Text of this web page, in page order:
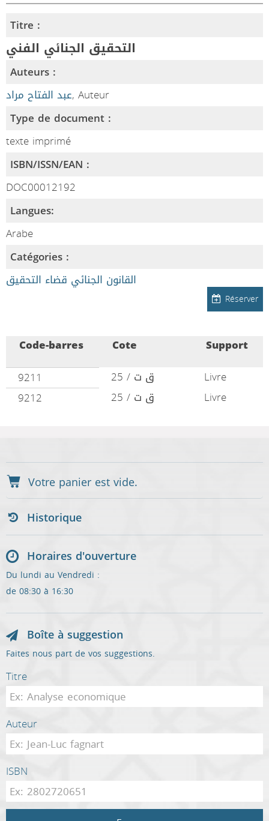
Titre :
التحقيق الجنائي الفني
Auteurs :
عبد الفتاح مراد, Auteur
Type de document :
texte imprimé
ISBN/ISSN/EAN :
DOC00012192
Langues:
Arabe
Catégories :
القانون الجنائي قضاء التحقيق
Réserver
Code-barres Cote
Support
9211
ق ت / 25
Livre
9212
ق ت / 25 Livre
Historique
Horaires d'ouverture
Du lundi au Vendredi :
de 08:30 à 16:30
Boîte à suggestion
Faites nous part de vos suggestions.
Titre
Auteur
ISBN